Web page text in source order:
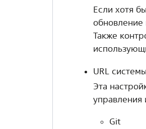
Если хотя
обновление
Также
URL
Эта
Git